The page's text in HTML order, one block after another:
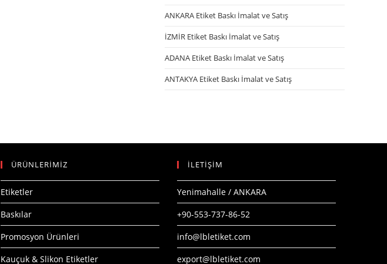
ANKARA Etiket Baskı İmalat ve Satış
İZMİR Etiket Baskı İmalat ve Satış
ADANA Etiket Baskı İmalat ve Satış
ANTAKYA Etiket Baskı İmalat ve Satış
ÜRÜNLERİMİZ
Etiketler
Baskılar
Promosyon Ürünleri
Kauçuk & Slikon Etiketler
İLETİŞİM
Yenimahalle / ANKARA
+90-553-737-86-52
info@lbletiket.com
export@lbletiket.com